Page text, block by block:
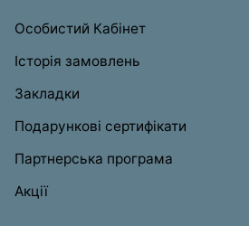
Особистий Кабінет
Історія замовлень
Закладки
Подарункові сертифікати
Партнерська програма
Акції